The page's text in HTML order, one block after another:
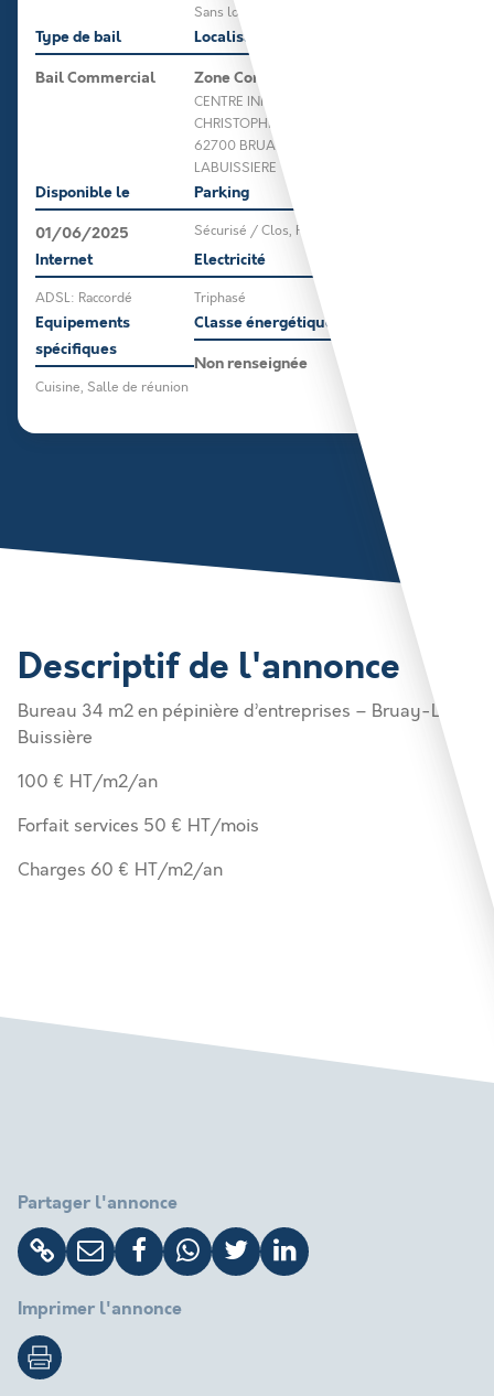
Sans logement
Type de bail
Bail Commercial
Localisation
Zone Commerciale
CENTRE INITIA 1039 RUE
CHRISTOPHE COLOM
62700 BRUAY
LABUISSIERE
Disponible le
01/06/2025
Parking
Sécurisé / Clos, PMR
Internet
ADSL: Raccordé
Electricité
Triphasé
Equipements
spécifiques
Cuisine, Salle de réunion
Classe énergétique
Non renseignée
Descriptif de l'annonce
Bureau 34 m2 en pépinière d’entreprises – Bruay-La-
Buissière
100 € HT/m2/an
Forfait services 50 € HT/mois
Charges 60 € HT/m2/an
Partager l'annonce
Imprimer l'annonce